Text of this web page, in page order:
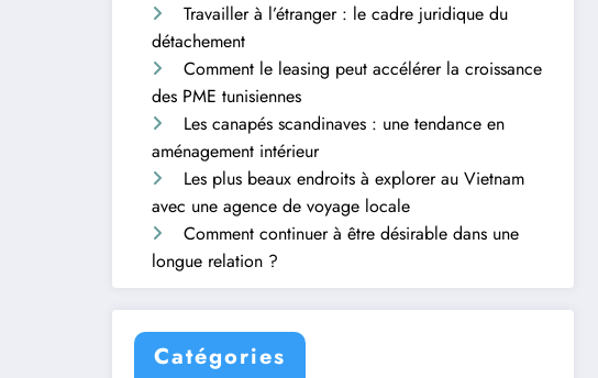
Travailler à l’étranger : le cadre juridique du
détachement
Comment le leasing peut accélérer la croissance
des PME tunisiennes
Les canapés scandinaves : une tendance en
aménagement intérieur
Les plus beaux endroits à explorer au Vietnam
avec une agence de voyage locale
Comment continuer à être désirable dans une
longue relation ?
Catégories